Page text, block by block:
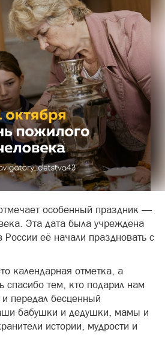
особенный праздник —
Эта дата была учреждена
её начали праздновать с
календарная отметка, а
спасибо тем, кто подарил нам
передал бесценный
бабушки и дедушки, мамы и
истории, мудрости и